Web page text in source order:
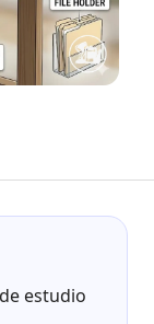
estudio